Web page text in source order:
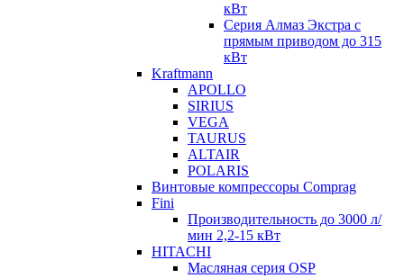
кВт
Серия Алмаз Экстра с
прямым приводом до 315
кВт
Kraftmann
APOLLO
SIRIUS
VEGA
TAURUS
ALTAIR
POLARIS
Винтовые компрессоры Comprag
Fini
Производительность до 3000 л/
мин 2,2-15 кВт
HITACHI
Масляная серия OSP